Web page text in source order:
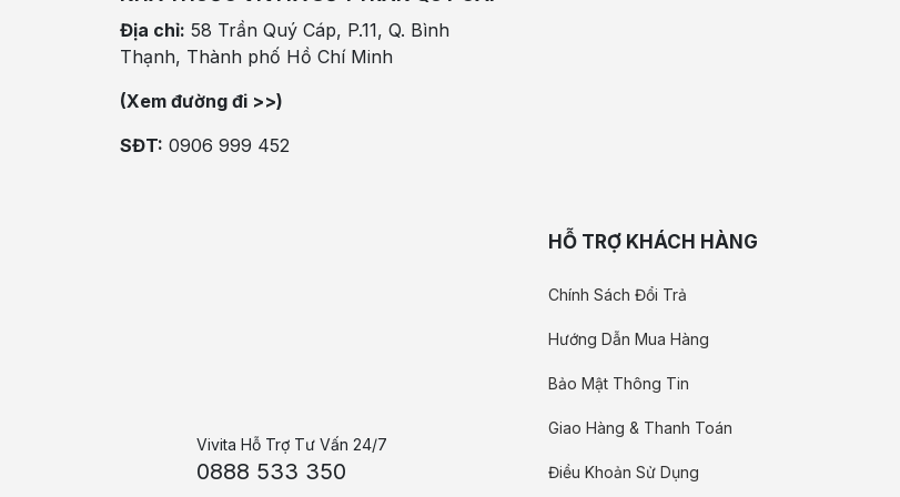
Địa chỉ: 58 Trần Quý Cáp, P.11, Q. Bình
Thạnh, Thành phố Hồ Chí Minh
(Xem đường đi >>)
SĐT: 0906 999 452
Vivita Hỗ Trợ Tư Vấn 24/7
0888 533 350
HỖ TRỢ KHÁCH HÀNG
Chính Sách Đổi Trả
Hướng Dẫn Mua Hàng
Bảo Mật Thông Tin
Giao Hàng & Thanh Toán
Điều Khoản Sử Dụng